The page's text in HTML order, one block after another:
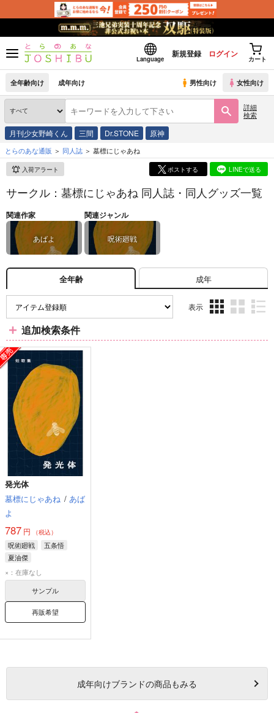
Language
新規登録 ログイン
カート
全年齢向け 成年向け 男性向け 女性向け
詳細
検索
月刊少女野崎くん 三間 Dr.STONE 原神
とらのあな通販 同人誌 墓標にじゃあね
入荷アラート ポストする LINEで送る
サークル：墓標にじゃあね 同人誌・同人グッズ一覧
関連作家
あばよ
関連ジャンル
呪術廻戦
全年齢 成年
表示
ム
ム
ム
追加検索条件
発光体
墓標にじゃあね / あば
よ
787 円 （税込）
呪術廻戦
五条悟
夏油傑
×：在庫なし
サンプル
再販希望
成年向けブランドの商品もみる